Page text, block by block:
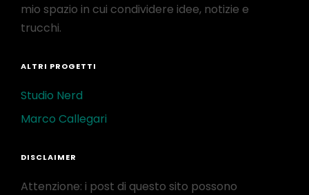
mio spazio in cui condividere idee, notizie e
trucchi.
ALTRI PROGETTI
Studio Nerd
Marco Callegari
DISCLAIMER
Attenzione: i post di questo sito possono